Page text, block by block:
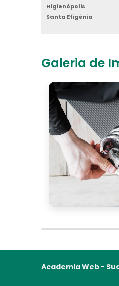
Higienópolis
Santa Efigênia
Galeria de
Academia Web -